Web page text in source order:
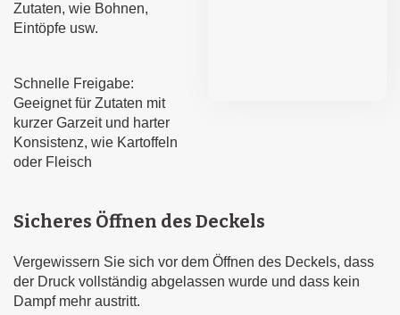
Zutaten, wie Bohnen,
Eintöpfe usw.
Schnelle Freigabe:
Geeignet für Zutaten mit
kurzer Garzeit und harter
Konsistenz, wie Kartoffeln
oder Fleisch
Sicheres Öffnen des Deckels
Vergewissern Sie sich vor dem Öffnen des Deckels, dass
der Druck vollständig abgelassen wurde und dass kein
Dampf mehr austritt.